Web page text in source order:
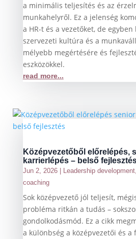
a minimális teljesítés és az
munkahelyről. Ez a jelenség
a HR-t és a vezetőket, de
szervezeti kultúra és a
mélyebb megértésére és
eszközökkel.
read more...
Középvezetőből előrelépés,
karrierlépés – belső
Jun 2, 2026| Leadership development,
coaching
Sok középvezető jól teljesít,
probléma ritkán a tudás –
gondolkodásmód. Ez a cikk
a különbség a középvezetői és a